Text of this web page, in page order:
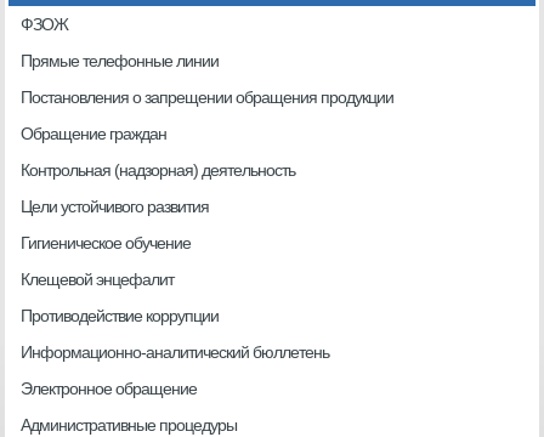
ФЗОЖ
Прямые телефонные линии
Постановления о запрещении обращения продукции
Обращение граждан
Контрольная (надзорная) деятельность
Цели устойчивого развития
Гигиеническое обучение
Клещевой энцефалит
Противодействие коррупции
Информационно-аналитический бюллетень
Электронное обращение
Административные процедуры